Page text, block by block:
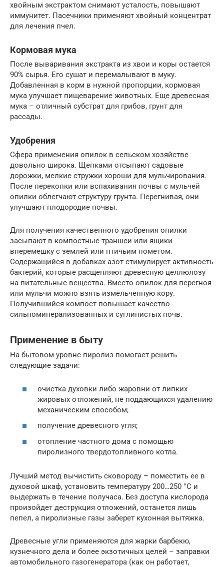
хвойным экстрактом снимают усталость, повышают
иммунитет. Пасечники применяют хвойный концентрат
для лечения пчел.
Кормовая мука
После вываривания экстракта из хвои и коры остается
90% сырья. Его сушат и перемалывают в муку.
Добавленная в корм в нужной пропорции, кормовая
мука улучшает пищеварение животных. Еще древесная
мука – отличный субстрат для грибов, грунт для
рассады.
Удобрения
Сфера применения опилок в сельском хозяйстве
довольно широка. Щепками отсыпают садовые
дорожки, мелкие стружки хороши для мульчирования.
После перекопки или вспахивания почвы с мульчей
опилки облегчают структуру грунта. Перегнивая, они
улучшают плодородие почвы.
Для получения качественного удобрения опилки
засыпают в компостные траншеи или ящики
вперемешку с землей или птичьим пометом.
Содержащийся в добавках азот стимулирует активность
бактерий, которые расщепляют древесную целлюлозу
на питательные вещества. Вместо опилок для перегноя
или мульчи можно взять измельченную кору.
Получившийся компост повышает качество
сильноминерализованных и суглинистых почв.
Применение в быту
На бытовом уровне пиролиз помогает решить
следующие задачи:
очистка духовки либо жаровни от липких
жировых отложений, не поддающихся удалению
механическим способом;
получение древесного угля;
отопление частного дома с помощью
пиролизного твердотопливного котла.
Лучший метод вычистить сковороду – поместить ее в
духовой шкаф, установить температуру 200…250 °C и
выдержать в течение получаса. Без доступа кислорода
произойдет деструкция отложений, останется лишь
пепел, а пиролизные газы заберет кухонная вытяжка.
Древесные угли применяются для жарки барбекю,
кузнечного дела и более экзотичных целей – заправки
автомобильного газогенератора (как он работает,